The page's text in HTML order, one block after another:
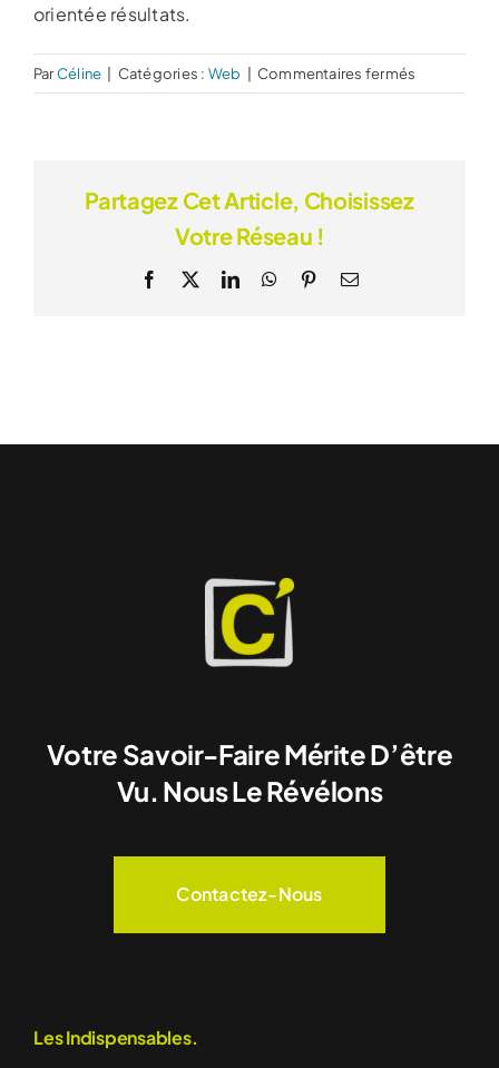
orientée résultats.
ParCéline Catégories : Web Commentaires fermés
Comment
Partagez Cet Article, Choisissez
Votre Réseau !
Facebook
X LinkedInWhatsApp
PinterestEmail
Votre Savoir-Faire Mérite D’être
Vu. Nous Le Révélons
Contactez-Nous
Les Indispensables.